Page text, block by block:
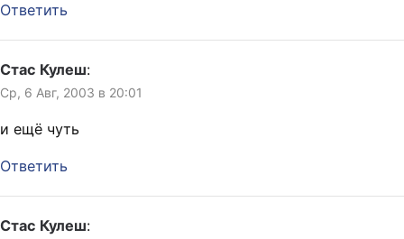
Ответить
Стас Кулеш:
Ср, 6 Авг, 2003 в 20:01
и ещё чуть
Ответить
Стас Кулеш: